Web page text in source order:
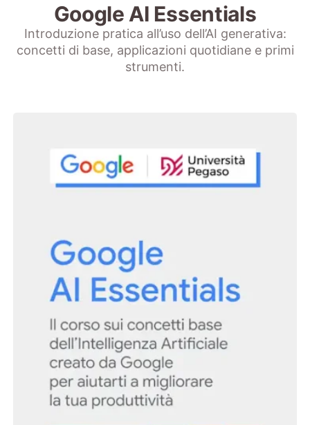
Google AI Essentials
Introduzione pratica all’uso dell’AI generativa:
concetti di base, applicazioni quotidiane e primi
strumenti.